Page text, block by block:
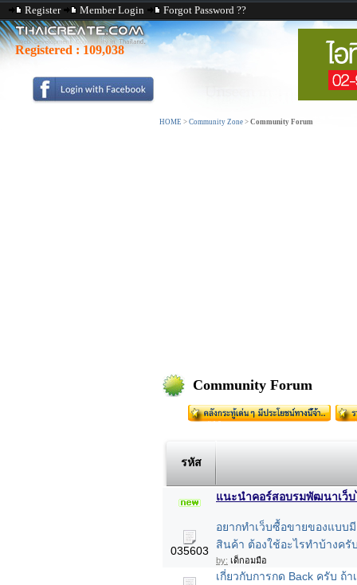
Register Member Login Forgot Password ??
Registered : 109,038
HOME > Community Zone > Community Forum
Community Forum
รหัส
แนะนำคอร์สอบรมพัฒนาเว็บ
035603
อยากทำเว็บซื้อขายของแบบ
สินค้า ต้องใช้อะไรทำบ้างครั
by: เด็กอมมือ
เกี่ยวกับการกด Back ครับ ถ้